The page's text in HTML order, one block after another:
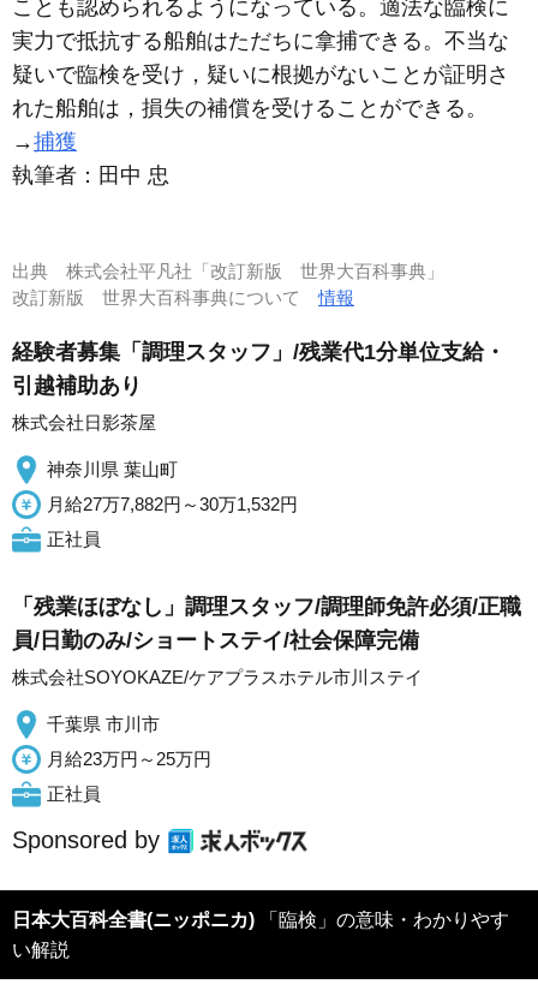
ことも認められるようになっている。適法な臨検に
実力で抵抗する船舶はただちに拿捕できる。不当な
疑いで臨検を受け，疑いに根拠がないことが証明さ
れた船舶は，損失の補償を受けることができる。
→捕獲
執筆者： 田中 忠
出典 株式会社平凡社「改訂新版 世界大百科事典」
改訂新版 世界大百科事典について情報
経験者募集「調理スタッフ」/残業代1分単位支給・
引越補助あり
株式会社日影茶屋
神奈川県 葉山町
月給27万7,882円～30万1,532円
正社員
「残業ほぼなし」調理スタッフ/調理師免許必須/正職
員/日勤のみ/ショートステイ/社会保障完備
株式会社SOYOKAZE/ケアプラスホテル市川ステイ
千葉県 市川市
月給23万円～25万円
正社員
Sponsored by
日本大百科全書(ニッポニカ)
い解説